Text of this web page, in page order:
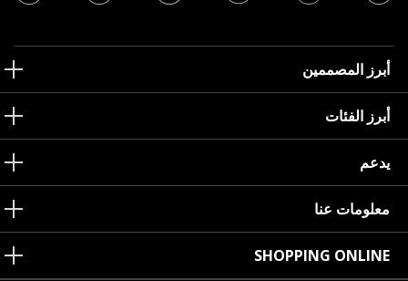
أبرز المصممين
أبرز الفئات
يدعم
معلومات عنا
SHOPPING ONLINE